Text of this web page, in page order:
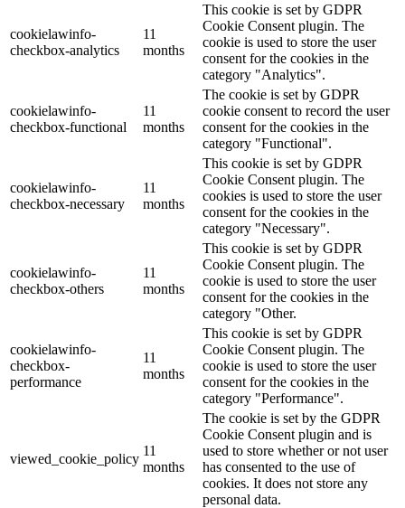
cookielawinfo-
checkbox-analytics
11
months
This cookie is set by GDPR
Cookie Consent plugin. The
cookie is used to store the user
consent for the cookies in the
category "Analytics".
cookielawinfo-
checkbox-functional
11
months
The cookie is set by GDPR
cookie consent to record the user
consent for the cookies in the
category "Functional".
cookielawinfo-
checkbox-necessary
11
months
This cookie is set by GDPR
Cookie Consent plugin. The
cookies is used to store the user
consent for the cookies in the
category "Necessary".
cookielawinfo-
checkbox-others
11
months
This cookie is set by GDPR
Cookie Consent plugin. The
cookie is used to store the user
consent for the cookies in the
category "Other.
cookielawinfo-
checkbox-
performance
11
months
This cookie is set by GDPR
Cookie Consent plugin. The
cookie is used to store the user
consent for the cookies in the
category "Performance".
viewed_cookie_policy
11
months
The cookie is set by the GDPR
Cookie Consent plugin and is
used to store whether or not user
has consented to the use of
cookies. It does not store any
personal data.